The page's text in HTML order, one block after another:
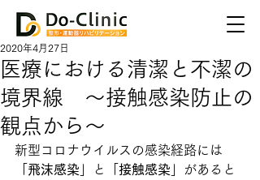
医療における清潔と不潔の
境界線 〜接触感染防止の
観点から〜
2020年4月27日
新型コロナウイルスの感染経路には
飛沫感染 」と「 接触感染 」があると